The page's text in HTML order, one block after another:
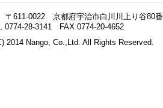
611-0022 京都府宇治市白川川上り谷80
0774-28-3141 FAX 0774-20-4652
2014 Nango, Co.,Ltd. All Rights Reserved.